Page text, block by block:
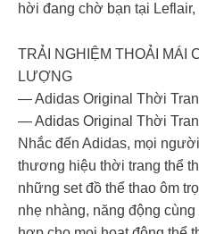
hời đang chờ bạn tại
TRẢI NGHIỆM THOẢI MÁI
LƯỢNG
― Adidas Original Thời
― Adidas Original Thời
Nhắc đến Adidas, mọi
thương hiệu thời trang thể
những set đồ thể thao ôm
nhẹ nhàng, năng động